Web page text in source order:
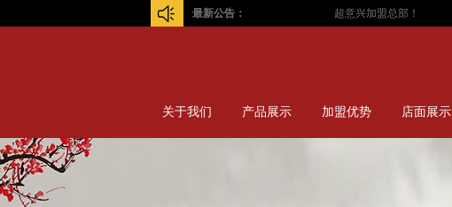
最新公告： 超意兴加盟总部！
关于我们 产品展示 加盟优势 店面展示